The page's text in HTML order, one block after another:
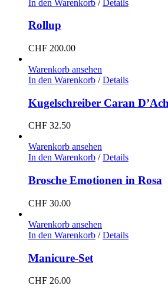
In den Warenkorb / Details
Rollup
CHF 200.00
Warenkorb ansehen
In den Warenkorb / Details
Kugelschreiber Caran
CHF 32.50
Warenkorb ansehen
In den Warenkorb / Details
Brosche Emotionen in Rosa
CHF 30.00
Warenkorb ansehen
In den Warenkorb / Details
Manicure-Set
CHF 26.00